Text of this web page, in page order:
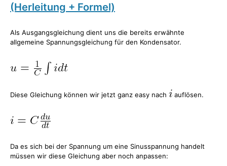
(Herleitung + Formel)
Als Ausgangsgleichung dient uns die bereits erwähnte
allgemeine Spannungsgleichung für den Kondensator.
Diese Gleichung können wir jetzt ganz easy nach auflösen.
Da es sich bei der Spannung um eine Sinusspannung handelt
müssen wir diese Gleichung aber noch anpassen: